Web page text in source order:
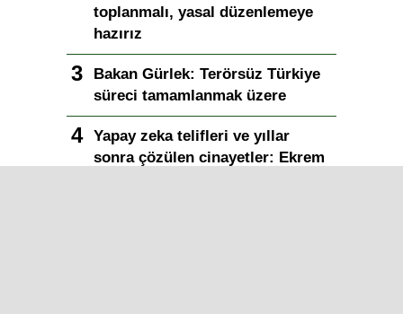
toplanmalı, yasal düzenlemeye
hazırız
Bakan Gürlek: Terörsüz Türkiye
süreci tamamlanmak üzere
Yapay zeka telifleri ve yıllar
sonra çözülen cinayetler: Ekrem